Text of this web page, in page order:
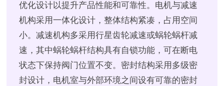
优化设计以提升产品性能和可靠性。电机与减速
机构采用一体化设计，整体结构紧凑，占用空间
小。减速机构多采用行星齿轮减速或蜗轮蜗杆减
速，其中蜗轮蜗杆结构具有自锁功能，可在断电
状态下保持阀门位置不变。密封结构采用多级密
封设计，电机室与外部环境之间设有可靠的密封